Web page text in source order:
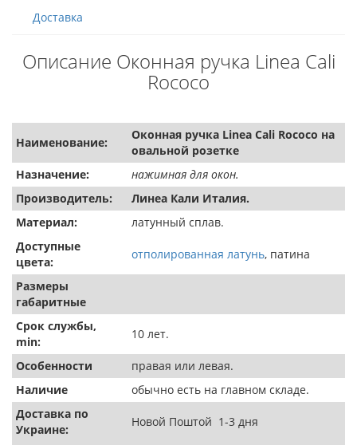
Доставка
Описание Оконная ручка Linea Cali
Rococo
Наименование:
Оконная ручка Linea Cali Rococo на
овальной розетке
Назначение:
нажимная для окон.
Производитель:
Линеа Кали Италия.
Материал:
латунный сплав.
Доступные
цвета:
отполированная латунь, патина
Размеры
габаритные
Срок службы,
min:
10 лет.
Особенности
правая или левая.
Наличие
обычно есть на главном складе.
Доставка по
Украине:
Новой Поштой 1-3 дня